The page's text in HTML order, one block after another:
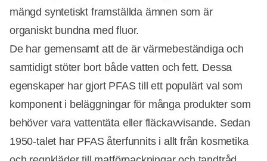
mängd syntetiskt framställda ämnen som är
organiskt bundna med fluor.
De har gemensamt att de är värmebeständiga och
samtidigt stöter bort både vatten och fett. Dessa
egenskaper har gjort PFAS till ett populärt val som
komponent i beläggningar för många produkter som
behöver vara vattentäta eller fläckavvisande. Sedan
1950-talet har PFAS återfunnits i allt från kosmetika